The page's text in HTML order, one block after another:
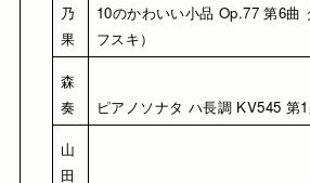
乃
果
10のかわいい小品 Op.77 第6曲
フスキ）
森
奏
ピアノソナタ ハ長調 KV545 第1
山
田